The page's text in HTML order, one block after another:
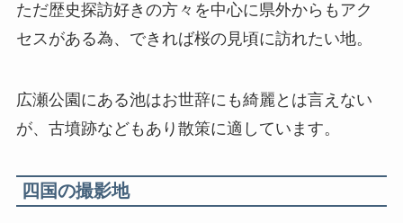
ただ歴史探訪好きの方々を中心に県外からもアク
セスがある為、できれば桜の見頃に訪れたい地。
広瀬公園にある池はお世辞にも綺麗とは言えない
が、古墳跡などもあり散策に適しています。
四国の撮影地